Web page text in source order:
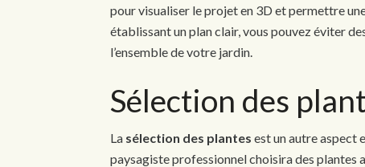
pour visualiser le projet en 3D et permettre
établissant un plan clair, vous pouvez éviter
l’ensemble de votre jardin.
Sélection des
La sélection des plantes est un autre aspect
paysagiste professionnel choisira des plantes